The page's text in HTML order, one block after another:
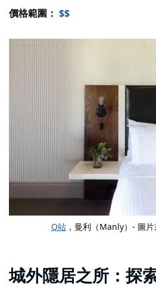
價格範圍： $$
Q站，曼利（Manly）- 圖
城外隱居之所：探